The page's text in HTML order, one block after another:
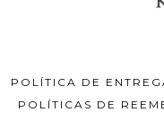
POLÍTICA DE
POLÍTICAS DE